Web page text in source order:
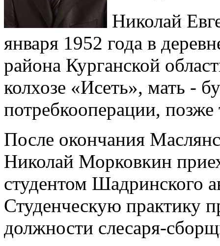
Николай
января 1952 года в
района Курганской
колхозе «Исеть», мать -
потребкооперации,
После окончания
Николай Морковкин
студентом Шадринского
Студенческую практику
должности слесаря-